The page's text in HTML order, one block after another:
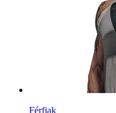
Férfiak